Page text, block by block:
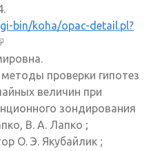
bin/koha/opac-detail.pl?
ссылка)
проверки гипотез
величин при
зондирования
В. А. Лапко ;
О. Э. Якубайлик ;